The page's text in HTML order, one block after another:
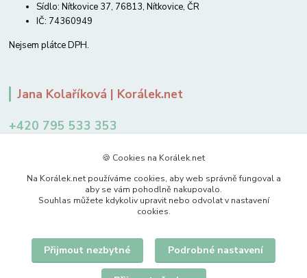
Sídlo: Nítkovice 37, 76813, Nítkovice, ČR
IČ: 74360949
Nejsem plátce DPH.
Jana Kolaříková | Korálek.net
+420 795 533 353
Upravit sběr cookies.
🍪 Cookies na Korálek.net
Na Korálek.net používáme cookies, aby web správně fungoval a
aby se vám pohodlně nakupovalo.
Souhlas můžete kdykoliv upravit nebo odvolat v nastavení
cookies.
Přijmout nezbytné Podrobné nastavení